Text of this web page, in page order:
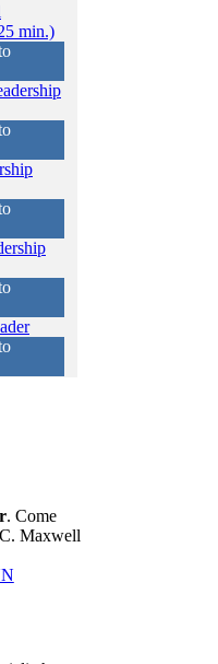
min.)
. Come
Maxwell